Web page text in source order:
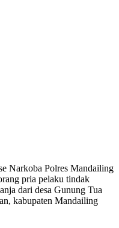
Narkoba Polres Mandailing
pria pelaku tindak
dari desa Gunung Tua
kabupaten Mandailing